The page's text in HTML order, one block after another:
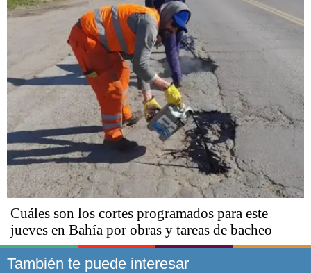
Cuáles son los cortes programados para este
jueves en Bahía por obras y tareas de bacheo
También te puede interesar